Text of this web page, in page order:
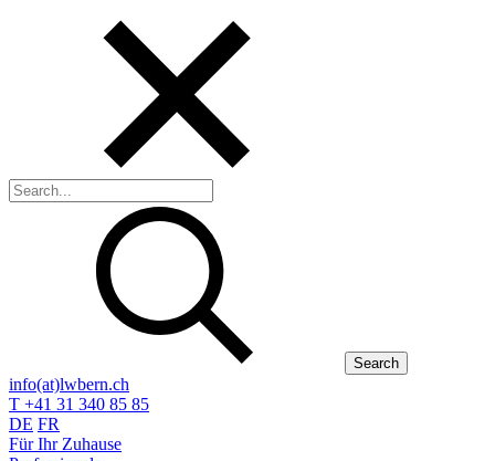
Search
info(at)lwbern.ch
T +41 31 340 85 85
DE FR
Für Ihr Zuhause